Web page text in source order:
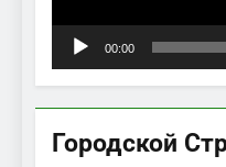
00:00
Городской